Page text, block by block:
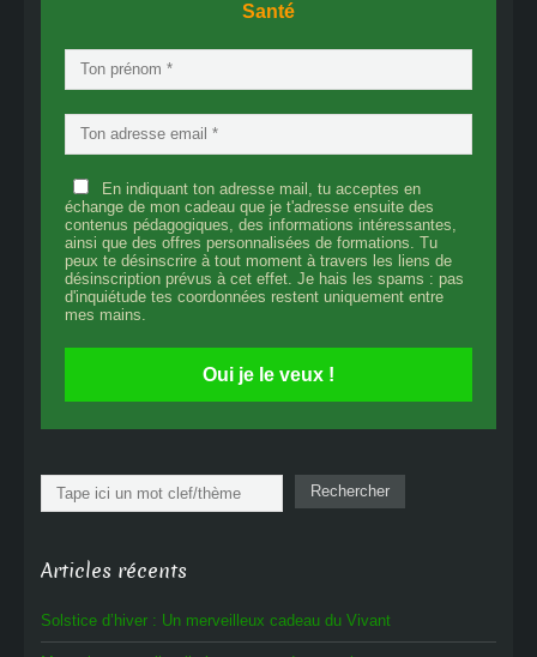
Santé
En indiquant ton adresse mail, tu acceptes en
échange de mon cadeau que je t'adresse ensuite des
contenus pédagogiques, des informations intéressantes,
ainsi que des offres personnalisées de formations. Tu
peux te désinscrire à tout moment à travers les liens de
désinscription prévus à cet effet. Je hais les spams : pas
d'inquiétude tes coordonnées restent uniquement entre
mes mains.
Oui je le veux !
Rechercher Rechercher
Articles récents
Solstice d’hiver : Un merveilleux cadeau du Vivant